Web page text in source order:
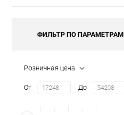
ФИЛЬТР ПО ПАРАМЕТРАМ
Розничная цена
От До